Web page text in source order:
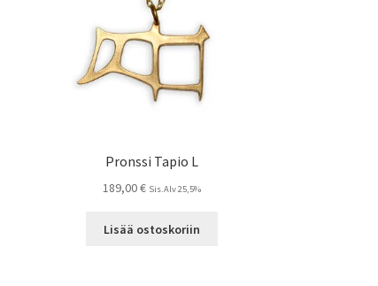
Pronssi Tapio L
189,00€ Sis.Alv 25,5%
Lisää ostoskoriin